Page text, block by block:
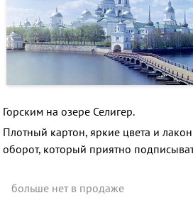
Горским на озере Селигер.
Плотный картон, яркие цвета и
оборот, который приятно
больше нет в продаже